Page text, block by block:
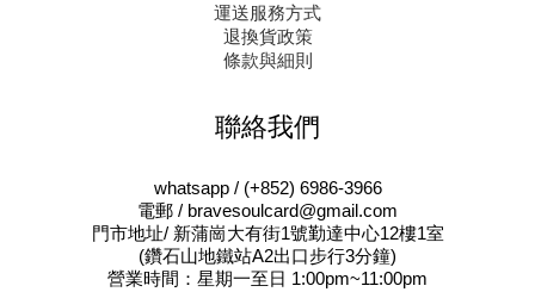
運送服務方式
退換貨政策
條款與細則
聯絡我們
whatsapp / (+852) 6986-3966
電郵 / bravesoulcard@gmail.com
門市地址/ 新蒲崗大有街1號勤達中心12樓1室
(鑽石山地鐵站A2出口步行3分鐘)
營業時間：星期一至日 1:00pm~11:00pm